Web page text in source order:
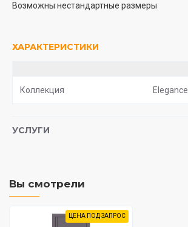
Возможны нестандартные размеры
ХАРАКТЕРИСТИКИ
Коллекция Elegance
УСЛУГИ
Вы смотрели
ЦЕНА ПОД ЗАПРОС